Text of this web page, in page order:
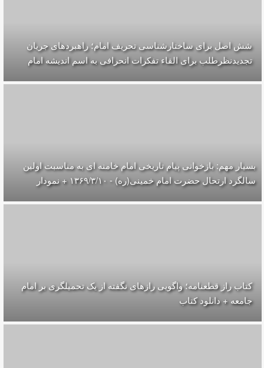
شش اصل برای ساختارشناسی تحريف امام؛ راهبردهای جریان
تجدیدنظرطلب برای القاء تفکرات انحرافی به اسم اندیشه امام
بسیار مهم: بازخوانی پیام تاریخی امام خامنه ای به مناسبت اولین
سالگرد ارتحال حضرت امام خمینی(ره) - ۱۳۶۹/۳/۱۰ + نمودار
کتاب راز قطعنامه؛ واگویی رازهای نگفته از یک تحمیلگری بر امام
جامعه + دانلود کتاب